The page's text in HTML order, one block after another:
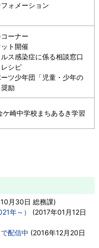
ォメーション
ーナー
ト開催
ス感染症に係る相談窓口
シピ
ツ少年団「児童・少年の
励
崎中学校まちあるき学習
月30日 総務課)
年～）
(2017年01月12日
配信中 (2016年12月20日